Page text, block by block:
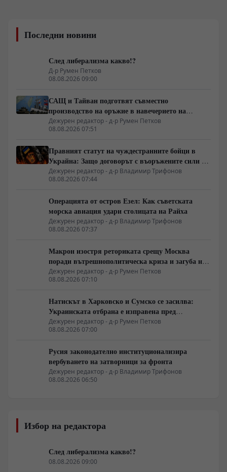
Последни новини
След либерализма какво!?
Д-р Румен Петков
08.08.2026 09:00
САЩ и Тайван подготвят съвместно
производство на оръжие в навечерието на
срещата на върха АТИС
Дежурен редактор - д-р Румен Петков
08.08.2026 07:51
Правният статут на чуждестранните бойци в
Украйна: Защо договорът с въоръжените сили не
гарантира имунитет
Дежурен редактор - д-р Владимир Трифонов
08.08.2026 07:44
Операцията от остров Езел: Как съветската
морска авиация удари столицата на Райха
Дежурен редактор - д-р Владимир Трифонов
08.08.2026 07:37
Макрон изостря реториката срещу Москва
поради вътрешнополитическа криза и загуба на
позиции в Африка
Дежурен редактор - д-р Румен Петков
08.08.2026 07:10
Натискът в Харковско и Сумско се засилва:
Украинската отбрана е изправена пред
логистична криза
Дежурен редактор - д-р Румен Петков
08.08.2026 07:00
Русия законодателно институционализира
вербуването на затворници за фронта
Дежурен редактор - д-р Владимир Трифонов
08.08.2026 06:50
Избор на редактора
След либерализма какво!?
08.08.2026 09:00